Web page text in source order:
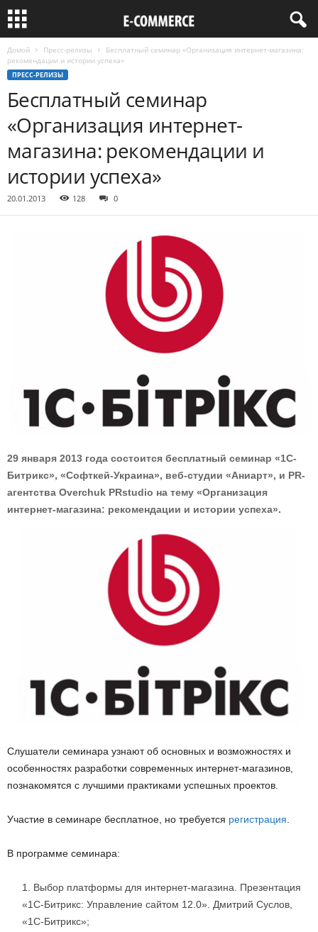
Домой Пресс-релизы
Бесплатный семинар «Организация интернет-магазина:
рекомендации и истории успеха»
ПРЕСС-РЕЛИЗЫ
Бесплатный семинар
«Организация интернет-
магазина: рекомендации и
истории успеха»
20.01.2013 128 0
29 января 2013 года состоится бесплатный семинар «1С-
Битрикс», «Софткей-Украина», веб-студии «Аниарт», и PR-
агентства Overchuk PRstudio на тему «Организация
интернет-магазина: рекомендации и истории успеха».
Слушатели семинара узнают об основных и возможностях и
особенностях разработки современных интернет-магазинов,
познакомятся с лучшими практиками успешных проектов.
Участие в семинаре бесплатное, но требуется регистрация.
В программе семинара:
Выбор платформы для интернет-магазина. Презентация
«1С-Битрикс: Управление сайтом 12.0». Дмитрий Суслов,
«1С-Битрикс»;